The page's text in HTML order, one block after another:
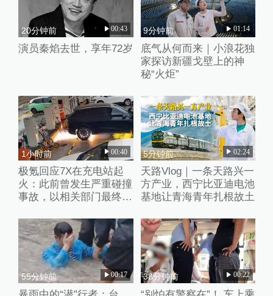
20分钟前 00:43
演员秦焰去世，享年72岁
9分钟前 01:14
底气从何而来｜小浪花独
家探访新疆戈壁上的神
秘“火炬”
1小时前 00:40
极氪回应7X在充电站起
火：此前曾发生严重碰撞
事故，以相关部门最终调
5分钟前 02:24
天路Vlog｜一条天路兴一
方产业，西宁比亚迪电池
基地让青海青年扎根故土
55分钟前 00:17 38分钟前 00:22